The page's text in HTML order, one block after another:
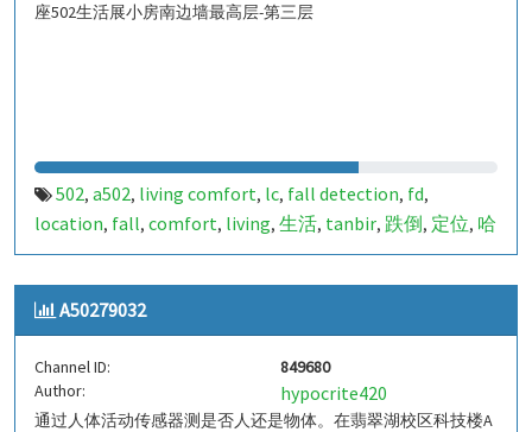
座502生活展小房南边墙最高层-第三层
502, a502, living comfort, lc, fall detection, fd,
location, fall, comfort, living, 生活, tanbir, 跌倒, 定位, 哈
山,室内定位,室内,indoor,indoor living comfort,ilc,
indoor living quality,ilq,849679,a50279031,pir,人体活
动 A50279032
Channel ID:
849680
Author:
hypocrite420
通过人体活动传感器测是否人还是物体。在翡翠湖校区科技楼A